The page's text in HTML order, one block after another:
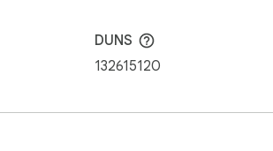
DUNS
132615120